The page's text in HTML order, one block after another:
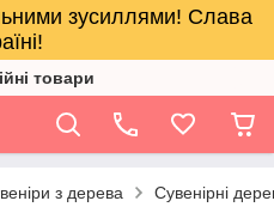
зусиллями! Слава
товари
з дерева Сувенірні